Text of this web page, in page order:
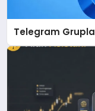
Telegram